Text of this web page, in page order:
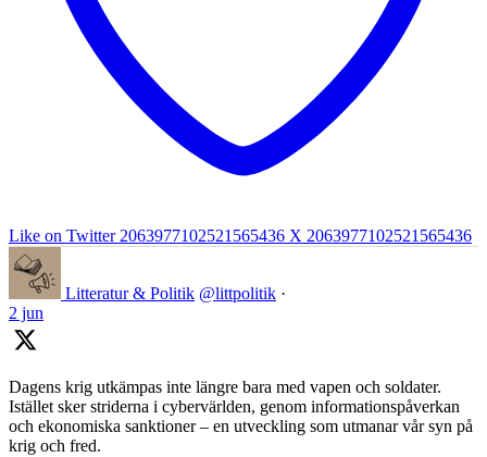
Like on Twitter 2063977102521565436 X 2063977102521565436
Litteratur & Politik @littpolitik ·
2 jun
Dagens krig utkämpas inte längre bara med vapen och soldater.
Istället sker striderna i cybervärlden, genom informationspåverkan
och ekonomiska sanktioner – en utveckling som utmanar vår syn på
krig och fred.